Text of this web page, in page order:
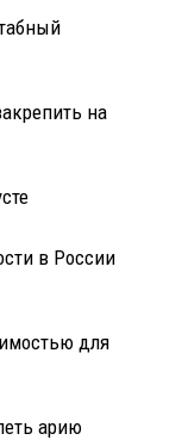
на
в России
для
арию